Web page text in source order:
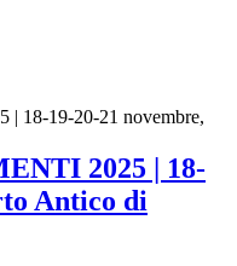
2025 | 18-
Antico di